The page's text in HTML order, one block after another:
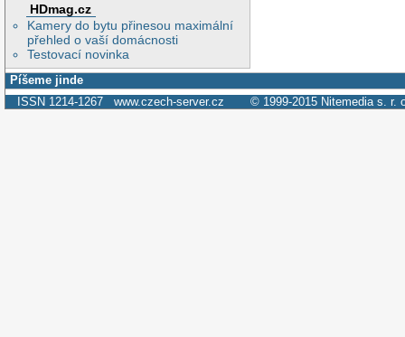
HDmag.cz
Kamery do bytu přinesou maximální
přehled o vaší domácnosti
Testovací novinka
Píšeme jinde
ISSN 1214-1267 www.czech-server.cz © 1999-2015 Nitemedia s. r.